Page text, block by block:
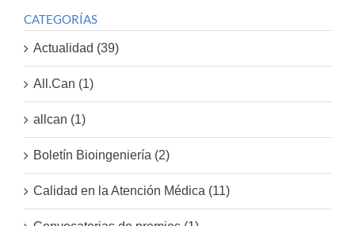
CATEGORÍAS
Actualidad (39)
All.Can (1)
allcan (1)
Boletín Bioingeniería (2)
Calidad en la Atención Médica (11)